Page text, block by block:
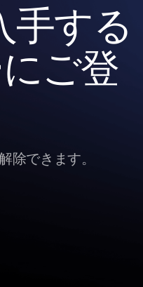
手する
ご登
除できます。